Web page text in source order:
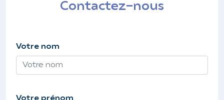
Contactez-nous
Votre nom